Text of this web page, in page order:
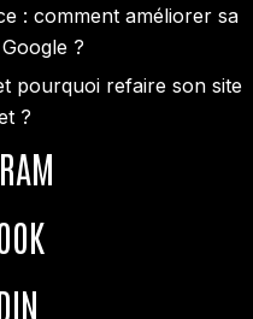
: comment améliorer sa
?
pourquoi refaire son site
?